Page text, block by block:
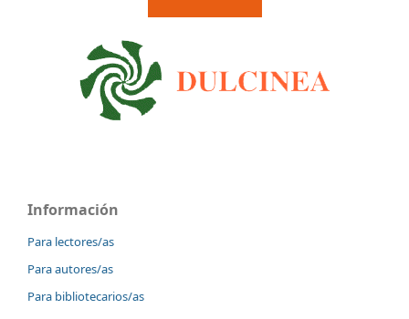
Información
Para lectores/as
Para autores/as
Para bibliotecarios/as